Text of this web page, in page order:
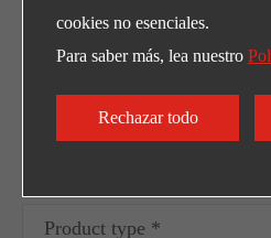
Dirección
NO.220 Weishiwu
cookies no esenciales.
Para saber más, lea nuestro
Rechazar todo